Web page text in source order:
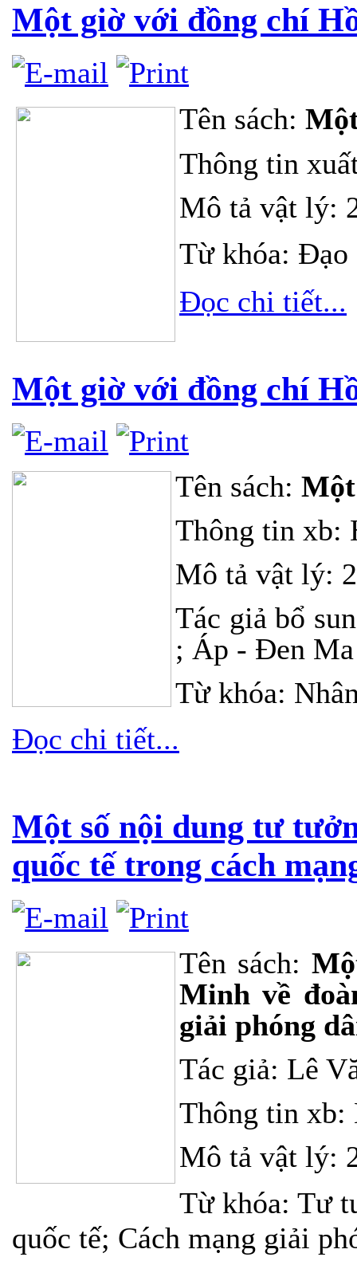
Một giờ với đồng chí
Tên sách:
Thông tin
Mô tả vật lý:
Từ khóa: Đạo
Đọc chi tiết...
Một giờ với đồng chí
Tên sách:
Thông tin xb:
Mô tả vật lý:
Tác giả bổ
; Áp - Đen
Từ khóa:
Đọc chi tiết...
Một số nội dung tư
quốc tế trong cách
Tên sách:
Minh về
giải phóng
Tác giả: Lê
Thông tin xb:
Mô tả vật lý:
Từ khóa: Tư
quốc tế; Cách mạng giải